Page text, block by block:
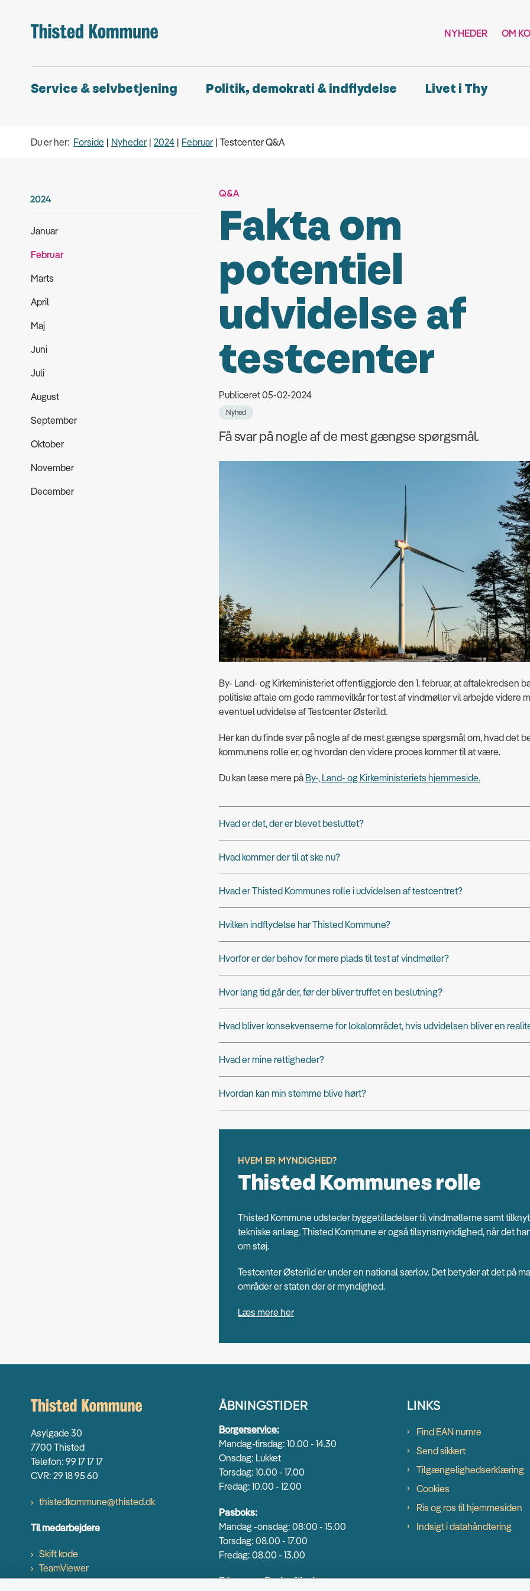
NYHEDER OM
Service & selvbetjening Politik, demokrati & indflydelse Livet i Thy
Du er her: Forside Nyheder 2024 Februar Testcenter Q&A
2024
Januar
Februar
Marts
April
Maj
Juni
Juli
August
September
Oktober
November
December
Q&A
Fakta om
potentiel
udvidelse af
testcenter
Publiceret 05-02-2024
Nyhed
Få svar på nogle af de mest gængse spørgsmål.
By- Land- og Kirkeministeriet offentliggjorde den 1. februar, at aftalekredsen
politiske aftale om gode rammevilkår for test af vindmøller vil arbejde videre
eventuel udvidelse af Testcenter Østerild.
Her kan du finde svar på nogle af de mest gængse spørgsmål om, hvad det
kommunens rolle er, og hvordan den videre proces kommer til at være.
Du kan læse mere på By-, Land- og Kirkeministeriets hjemmeside.
Hvad er det, der er blevet besluttet?
Hvad kommer der til at ske nu?
Hvad er Thisted Kommunes rolle i udvidelsen af testcentret?
Hvilken indflydelse har Thisted Kommune?
Hvorfor er der behov for mere plads til test af vindmøller?
Hvor lang tid går der, før der bliver truffet en beslutning?
Hvad bliver konsekvenserne for lokalområdet, hvis udvidelsen bliver en
Hvad er mine rettigheder?
Hvordan kan min stemme blive hørt?
HVEM ER MYNDIGHED?
Thisted Kommunes rolle
Thisted Kommune udsteder byggetilladelser til vindmøllerne samt
tekniske anlæg. Thisted Kommune er også tilsynsmyndighed, når det
om støj.
Testcenter Østerild er under en national særlov. Det betyder at det på
områder er staten der er myndighed.
Læs mere her
Asylgade 30
7700 Thisted
Telefon: 99 17 17 17
CVR: 29 18 95 60
thistedkommune@thisted.dk
Til medarbejdere
Skift kode
TeamViewer
ÅBNINGSTIDER
Borgerservice:
Mandag-tirsdag: 10.00 - 14.30
Onsdag: Lukket
Torsdag: 10.00 - 17.00
Fredag: 10.00 - 12.00
Pasboks:
Mandag -onsdag: 08:00 - 15.00
Torsdag: 08.00 - 17.00
Fredag: 08.00 - 13.00
Erhverv og Beskæftigelse:
LINKS
Find EAN numre
Send sikkert
Tilgængelighedserklæring
Cookies
Ris og ros til hjemmesiden
Indsigt i datahåndtering